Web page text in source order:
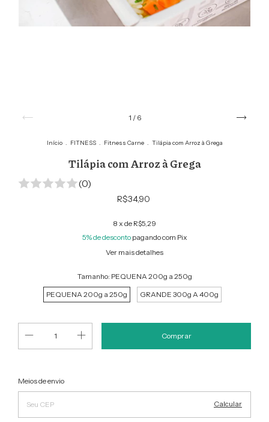
1 / 6
Início . FITNESS . Fitness Carne . Tilápia com Arroz à Grega
Tilápia com Arroz à Grega
(0)
R$34,90
8 x de R$5,29
5% de descontopagando com Pix
Ver mais detalhes
Tamanho: PEQUENA 200g a 250g
PEQUENA 200g a 250g
GRANDE 300g A 400g
Entregas para o CEP:
Meios de envio
Calcular